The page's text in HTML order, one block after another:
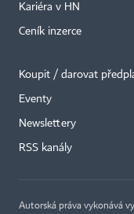
Kariéra v HN
Ceník inzerce
Koupit / darovat
Eventy
Newslettery
RSS kanály
Autorská práva vykonává